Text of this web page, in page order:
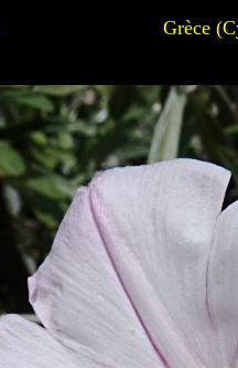
Grèce